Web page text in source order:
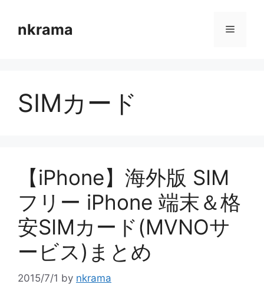
nkrama メ
SIMカード
【iPhone】海外版 SIM
フリー iPhone 端末＆格
安SIMカード(MVNOサ
ービス)まとめ
2015/7/1 by nkrama